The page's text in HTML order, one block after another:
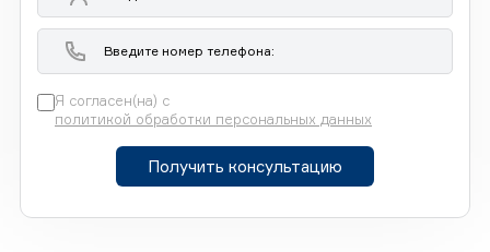
Я согласен(на) с
политикой обработки персональных данных
Получить консультацию